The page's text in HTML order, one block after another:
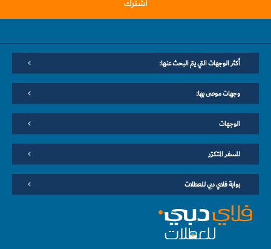
اشترك
أكثر الوجهات التي يتم البحث عنها:
وجهات موصى بها:
الوجهات
للسفر المتكرّر
بوابة فلاي دبي للعطلات